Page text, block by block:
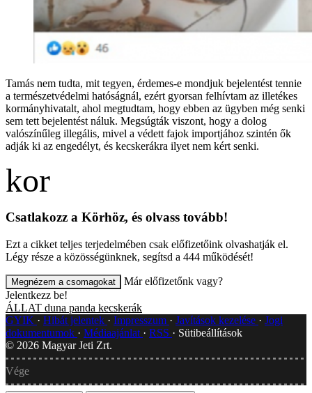
Tamás nem tudta, mit tegyen, érdemes-e mondjuk bejelentést tennie
a természetvédelmi hatóságnál, ezért gyorsan felhívtam az illetékes
kormányhivatalt, ahol megtudtam, hogy ebben az ügyben még senki
sem tett bejelentést náluk. Megsúgták viszont, hogy a dolog
valószínűleg illegális, mivel a védett fajok importjához szintén ők
adják ki az engedélyt, és kecskerákra ilyet nem kért senki.
Csatlakozz a Körhöz, és olvass tovább!
Ezt a cikket teljes terjedelmében csak előfizetőink olvashatják el.
Légy része a közösségünknek, segítsd a 444 működését!
Megnézem a csomagokat
Már előfizetőnk vagy?
Jelentkezz be!
ÁLLAT duna panda kecskerák
GYIK
Hibát jelentek Impresszum Javítások kezelése
Jogi
dokumentumok
Médiaajánlat RSS
Sütibeállítások
© 2026 Magyar Jeti Zrt.
Vége